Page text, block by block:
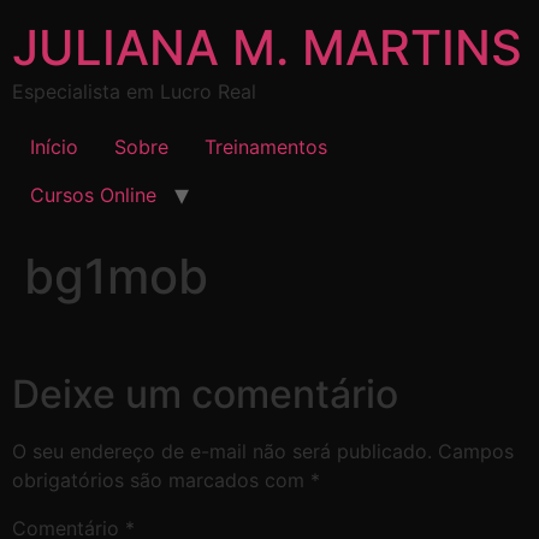
JULIANA M. MARTINS
Especialista em Lucro Real
Início Sobre
Treinamentos
Cursos Online
bg1mob
Deixe um comentário
O seu endereço de e-mail não será publicado. Campos
obrigatórios são marcados com *
Comentário *